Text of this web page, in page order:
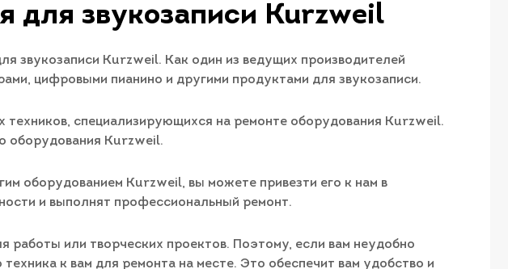
для звукозаписи Kurzweil
звукозаписи Kurzweil. Как один из ведущих производителей
цифровыми пианино и другими продуктами для звукозаписи.
специализирующихся на ремонте оборудования Kurzweil.
оборудования Kurzweil.
оборудованием Kurzweil, вы можете привезти его к нам в
и выполнят профессиональный ремонт.
или творческих проектов. Поэтому, если вам неудобно
к вам для ремонта на месте. Это обеспечит вам удобство и